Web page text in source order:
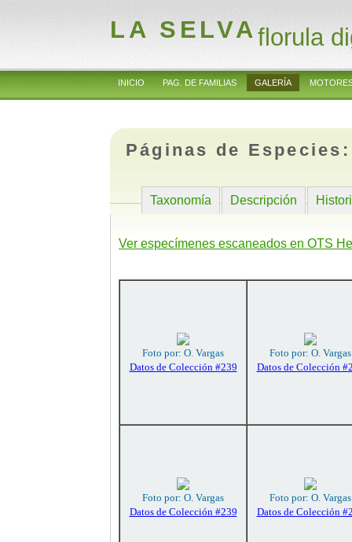
LA SELVAflorula
INICIO PAG. DE FAMILIAS GALERÍA
Páginas de
Taxonomía Descripción
Ver especímenes escaneados en OTS
Foto por: O. Vargas
Datos de Colección #239
Foto por: O. Vargas
Datos de Colección
Foto por: O. Vargas
Datos de Colección #239
Foto por: O. Vargas
Datos de Colección